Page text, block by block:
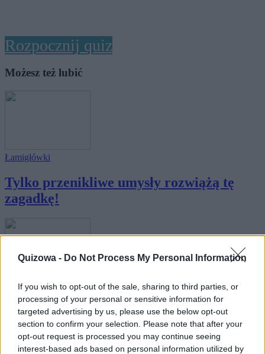
Quizowa - Do Not Process My Personal Information
If you wish to opt-out of the sale, sharing to third parties, or
processing of your personal or sensitive information for
targeted advertising by us, please use the below opt-out
section to confirm your selection. Please note that after your
opt-out request is processed you may continue seeing
interest-based ads based on personal information utilized by
Rozpocznij quiz
Możesz też lubić
Łamigłówki
Tylko przenikliwe umysły rozwiążą tę
zagadkę!
Łamigłówki
Tylko geniusz rozwiąże tę piekielnie
trudną z...